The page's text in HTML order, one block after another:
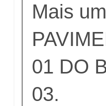
Mais
01 DO
03.